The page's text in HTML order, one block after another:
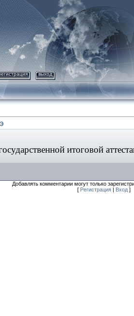
выход
итоговой
Добавлять комментарии могут только
[ Регистрация | Вход ]